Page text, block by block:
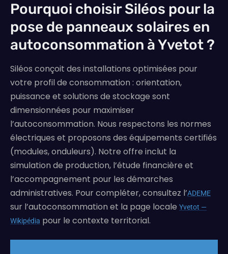
Pourquoi choisir Siléos pour la
pose de panneaux solaires en
autoconsommation à Yvetot ?
Siléos conçoit des installations optimisées pour
votre profil de consommation : orientation,
puissance et solutions de stockage sont
dimensionnées pour maximiser
l’autoconsommation. Nous respectons les normes
électriques et proposons des équipements certifiés
(modules, onduleurs). Notre offre inclut la
simulation de production, l’étude financière et
l’accompagnement pour les démarches
administratives. Pour compléter, consultez l’ADEME
sur l’autoconsommation et la page locale Yvetot —
Wikipédia pour le contexte territorial.